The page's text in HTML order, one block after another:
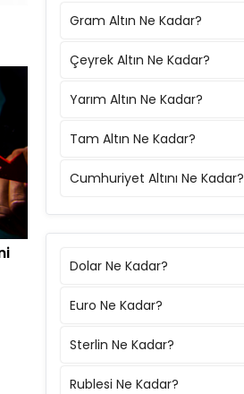
Gram Altın Ne Kadar?
Çeyrek Altın Ne Kadar?
Yarım Altın Ne Kadar?
Tam Altın Ne Kadar?
Cumhuriyet Altını Ne Kadar?
Dolar Ne Kadar?
Euro Ne Kadar?
Sterlin Ne Kadar?
Rublesi Ne Kadar?